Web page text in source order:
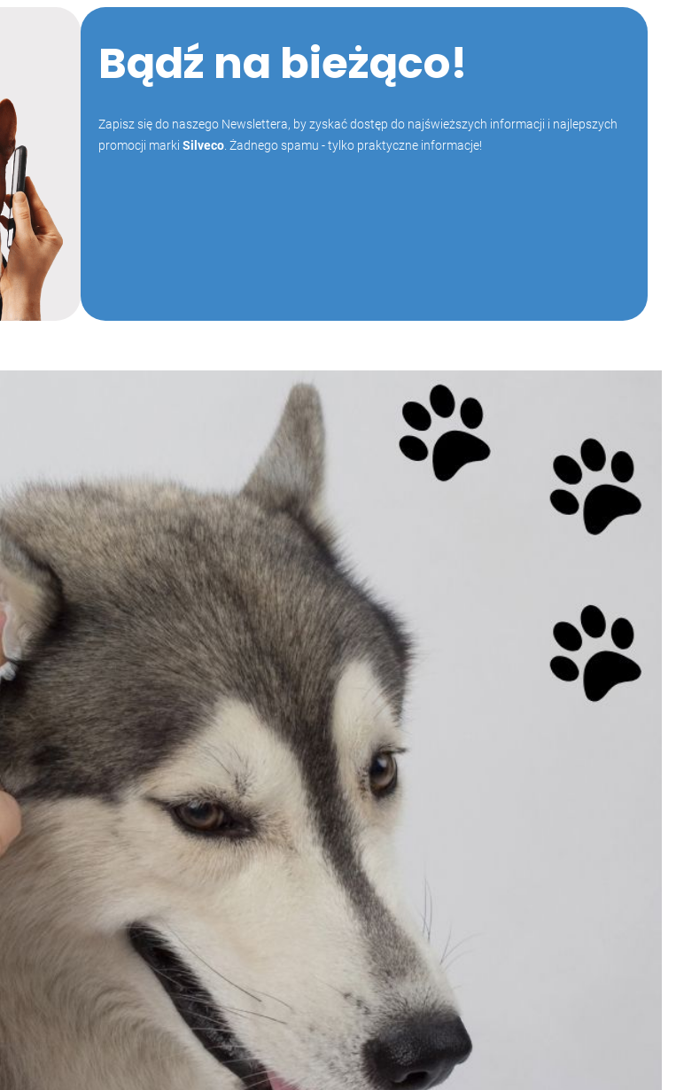
Bądź na bieżąco!
Zapisz się do naszego Newslettera, by zyskać dostęp do najświeższych informacji i najlepszych
promocji marki Silveco . Żadnego spamu - tylko praktyczne informacje!